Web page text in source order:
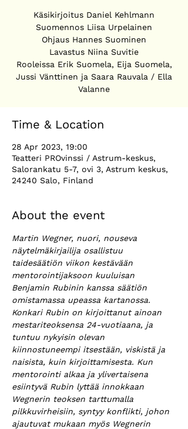
Käsikirjoitus Daniel Kehlmann
Suomennos Liisa Urpelainen
Ohjaus Hannes Suominen
Lavastus Niina Suvitie
Rooleissa Erik Suomela, Eija Suomela,
Jussi Vänttinen ja Saara Rauvala / Ella
Valanne
Time & Location
28 Apr 2023, 19:00
Teatteri PROvinssi / Astrum-keskus,
Salorankatu 5-7, ovi 3, Astrum keskus,
24240 Salo, Finland
About the event
Martin Wegner, nuori, nouseva
näytelmäkirjailija osallistuu
taidesäätiön viikon kestävään
mentorointijaksoon kuuluisan
Benjamin Rubinin kanssa säätiön
omistamassa upeassa kartanossa.
Konkari Rubin on kirjoittanut ainoan
mestariteoksensa 24-vuotiaana, ja
tuntuu nykyisin olevan
kiinnostuneempi itsestään, viskistä ja
naisista, kuin kirjoittamisesta. Kun
mentorointi alkaa ja ylivertaisena
esiintyvä Rubin lyttää innokkaan
Wegnerin teoksen tarttumalla
pilkkuvirheisiin, syntyy konflikti, johon
ajautuvat mukaan myös Wegnerin